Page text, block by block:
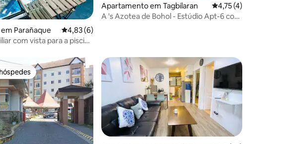
5 estrelas, 77avaliações
Parañaque Classificação média de 4,83 em 5 estrelas, 6avaliações
4,83 (6)
com vista para a piscina
Apartamento em Tagbilaran Classificação média
4,75 (4)
A 's Azotea de Bohol - Estúdio Apt-6 com